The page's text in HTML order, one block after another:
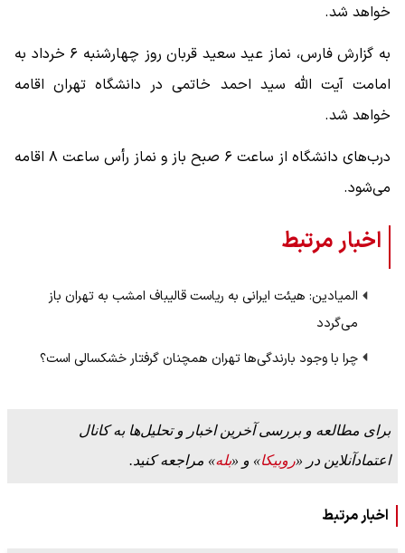
خواهد شد.
به گزارش فارس، نماز عید سعید قربان روز چهارشنبه ۶ خرداد به
امامت آیت الله سید احمد خاتمی در دانشگاه تهران اقامه
خواهد شد.
درب‌های دانشگاه از ساعت ۶ صبح باز و نماز رأس ساعت ۸ اقامه
می‌شود.
اخبار مرتبط
المیادین: هیئت ایرانی به ریاست قالیباف امشب به تهران باز
می‌گردد
چرا با وجود بارندگی‌ها تهران همچنان گرفتار خشکسالی است؟
برای مطالعه و بررسی آخرین اخبار و تحلیل‌ها به کانال
اعتمادآنلاین در «روبیکا» و «بله» مراجعه کنید.
اخبار مرتبط